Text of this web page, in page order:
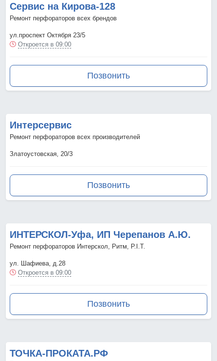
Сервис на Кирова-128
Ремонт перфораторов всех брендов
ул.проспект Октября 23/5
Откроется в 09:00
Позвонить
Интерсервис
Ремонт перфораторов всех производителей
Златоустовская, 20/3
Позвонить
ИНТЕРСКОЛ-Уфа, ИП Черепанов А.Ю.
Ремонт перфораторов Интерскол, Ритм, P.I.T.
ул. Шафиева, д.28
Откроется в 09:00
Позвонить
ТОЧКА-ПРОКАТА.РФ